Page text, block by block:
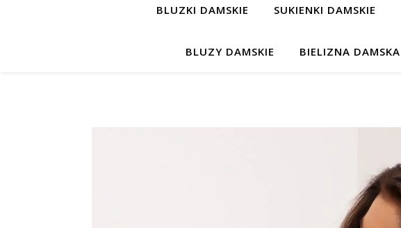
BLUZKI DAMSKIE SUKIENKI DAMSKIE
BLUZY DAMSKIE BIELIZNA DAMSKA